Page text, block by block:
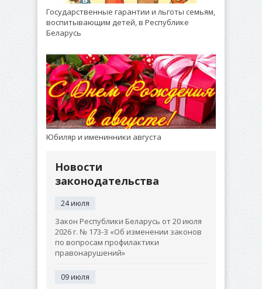
Государственные гарантии и льготы семьям,
воспитывающим детей, в Республике
Беларусь
Юбиляр и именинники августа
Новости
законодательства
24 июля
Закон Республики Беларусь от 20 июля
2026 г. № 173-З «Об изменении законов
по вопросам профилактики
правонарушений»
09 июля